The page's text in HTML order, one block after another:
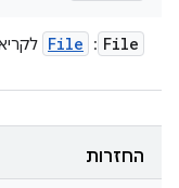
File
:
File
החזרות